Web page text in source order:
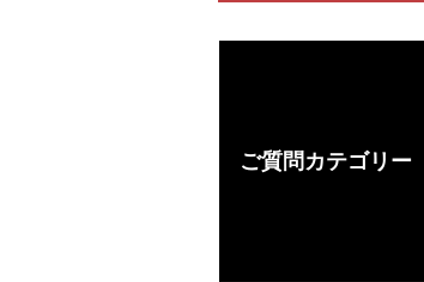
ご質問カテゴリー